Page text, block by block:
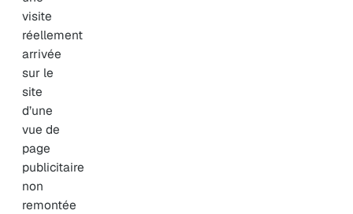
visite
réellement
arrivée
sur le
site
d’une
vue de
page
publicitaire
non
remontée